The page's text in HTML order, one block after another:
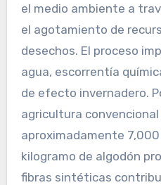
el medio ambiente a
el agotamiento de
desechos. El proceso
agua, escorrentía
de efecto invernadero.
agricultura
aproximadamente
kilogramo de algodón
fibras sintéticas